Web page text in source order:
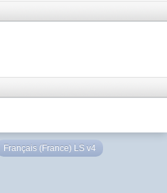
Français (France) LS v4